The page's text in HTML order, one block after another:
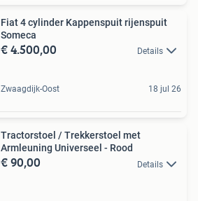
Fiat 4 cylinder Kappenspuit rijenspuit
Someca
€ 4.500,00 Details
Zwaagdijk-Oost 18 jul 26
Tractorstoel / Trekkerstoel met
Armleuning Universeel - Rood
€ 90,00 Details